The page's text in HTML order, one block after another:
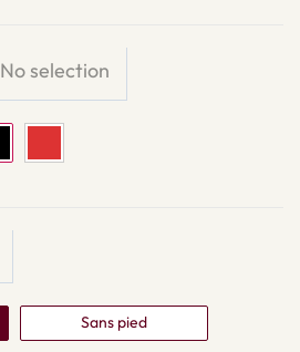
No selection
Sans pied